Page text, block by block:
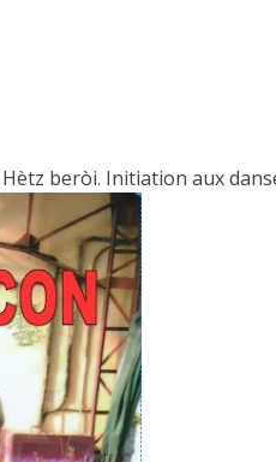
beròi. Initiation aux